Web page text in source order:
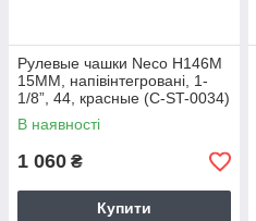
Рулевые чашки Neco H146M
15MM, напівінтегровані, 1-
1/8”, 44, красные (C-ST-0034)
В наявності
1 060 ₴
Купити